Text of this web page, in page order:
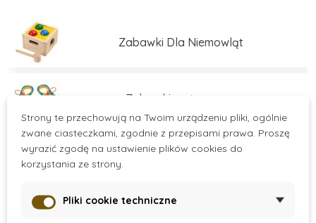
świadomy rozwój dzieci.
Zabawki Dla Niemowląt
Zabawki motoryczne
Zabawki edukacyjne
Strony te przechowują na Twoim urządzeniu pliki, ogólnie
zwane ciasteczkami, zgodnie z przepisami prawa. Proszę
wyrazić zgodę na ustawienie plików cookies do
korzystania ze strony.
Pliki cookie techniczne